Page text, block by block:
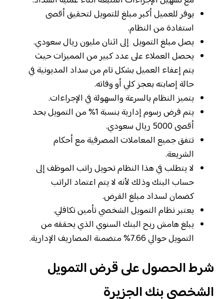
يوفر للعميل أكبر مبلغ للتمويل لتحقيق أقصى
استفادة من النظام.
يصل مبلغ التمويل إلى اثنان مليون ريال سعودي.
يحصل العملاء على عدد كبير من المميزات حيث
يتم إعفاء العميل بشكل تام من سداد المديونية في
حالة إصابته بعجز كلي أو وفاته.
يتميز النظام بالسرعة والسهولة في الإجراءات.
يتم فرض رسوم إدارية بنسبة 1% من التمويل بحد
أقصى 5000 ريال سعودي.
تتفق جميع المعاملات المصرفية مع أحكام
الشريعة.
لا يتطلب في هذا النظام تحويل راتب الموظف إلى
حساب البنك وذلك لأنه لا يتم اعتماد الراتب
كضمان لسداد مبلغ القرض.
يعتبر نظام التمويل الشخصي تأمين تكافلي.
يبلغ هامش ربح البنك السنوي الذي يحققه من
التمويل حوالي 7.66% متضمنة المصاريف الإدارية.
شرط الحصول على قرض التمويل
الشخصي بنك الجزيرة